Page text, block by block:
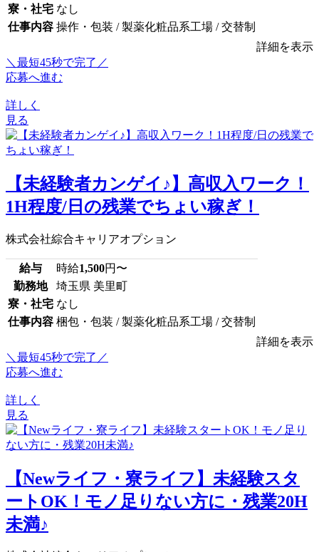
寮・社宅 なし
仕事内容 操作・包装 / 製薬化粧品系工場 / 交替制
詳細を表示
＼最短45秒で完了／
応募へ進む
詳しく
見る
【未経験者カンゲイ♪】高収入ワーク！
1H程度/日の残業でちょい稼ぎ！
株式会社綜合キャリアオプション
給与 時給1,500円〜
勤務地
埼玉県 美里町
寮・社宅 なし
仕事内容 梱包・包装 / 製薬化粧品系工場 / 交替制
詳細を表示
＼最短45秒で完了／
応募へ進む
詳しく
見る
【Newライフ・寮ライフ】未経験スタ
ートOK！モノ足りない方に・残業20H
未満♪